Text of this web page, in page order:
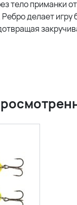
тело приманки
делает игру